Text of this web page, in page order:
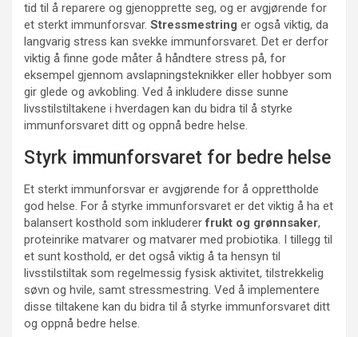
tid til å reparere og gjenopprette seg, og er avgjørende for
et sterkt immunforsvar. Stressmestring er også viktig, da
langvarig stress kan svekke immunforsvaret. Det er derfor
viktig å finne gode måter å håndtere stress på, for
eksempel gjennom avslapningsteknikker eller hobbyer som
gir glede og avkobling. Ved å inkludere disse sunne
livsstilstiltakene i hverdagen kan du bidra til å styrke
immunforsvaret ditt og oppnå bedre helse.
Styrk immunforsvaret for bedre helse
Et sterkt immunforsvar er avgjørende for å opprettholde
god helse. For å styrke immunforsvaret er det viktig å ha et
balansert kosthold som inkludererfrukt og grønnsaker,
proteinrike matvarer og matvarer med probiotika. I tillegg til
et sunt kosthold, er det også viktig å ta hensyn til
livsstilstiltak som regelmessig fysisk aktivitet, tilstrekkelig
søvn og hvile, samt stressmestring. Ved å implementere
disse tiltakene kan du bidra til å styrke immunforsvaret ditt
og oppnå bedre helse.